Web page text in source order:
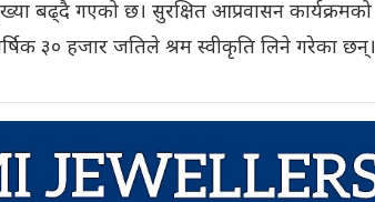
बढ्दै गएको छ। सुरक्षित आप्रवासन कार्यक्रमको
३० हजार जतिले श्रम स्वीकृति लिने गरेका छन्।